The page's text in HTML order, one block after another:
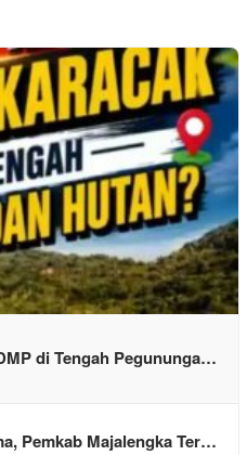
di Tengah Pegununga…
Pemkab Majalengka Ter…